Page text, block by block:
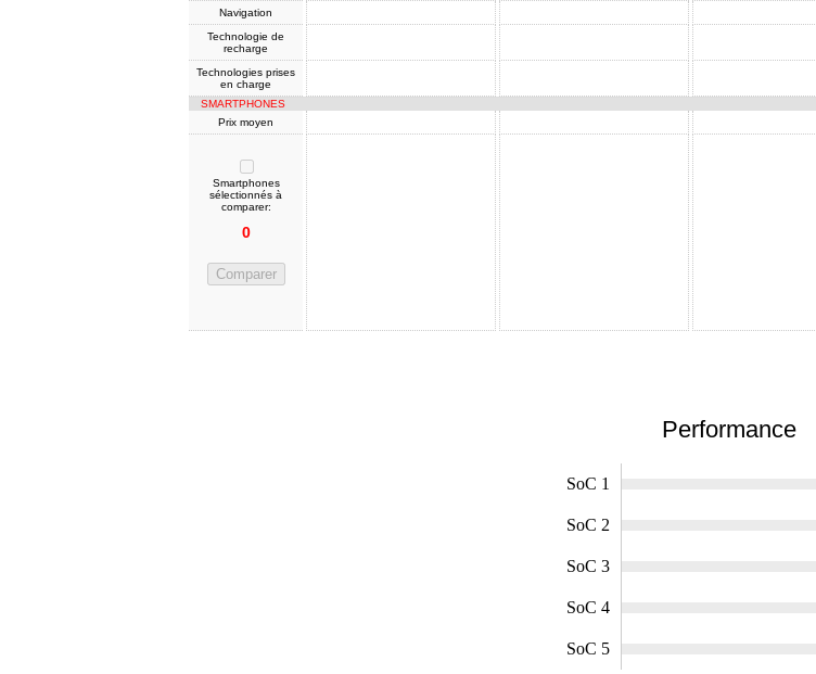
Navigation
Technologie de
recharge
Technologies prises
en charge
SMARTPHONES
Prix moyen
Smartphones
sélectionnés à
comparer:
0
Comparer
Performance
SoC 1
SoC 2
SoC 3
SoC 4
SoC 5